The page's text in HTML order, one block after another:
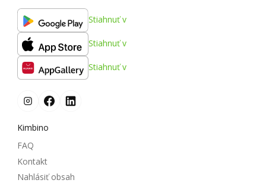
Stiahnuť v
Stiahnuť v
Stiahnuť v
Kimbino
FAQ
Kontakt
Nahlásiť obsah